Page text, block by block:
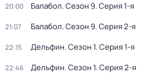
20:00 Балабол. Сезон 9. Серия 1-я
21:07 Балабол. Сезон 9. Серия 2-я
22:15 Дельфин. Сезон 1. Серия 1-я
22:46 Дельфин. Сезон 1. Серия 2-я